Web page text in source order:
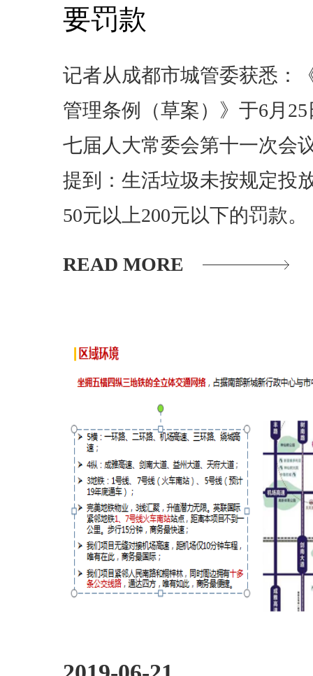
要罚款
记者从成都市城管委获悉：
管理条例（草案）》于6月
七届人大常委会第十一次会
提到：生活垃圾未按规定投
50元以上200元以下的罚款。
READ MORE